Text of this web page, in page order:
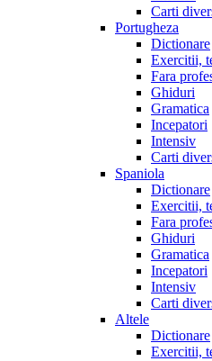
Carti
Portugheza
Dictionare
Exercitii,
Fara
Ghiduri
Gramatica
Incepatori
Intensiv
Carti
Spaniola
Dictionare
Exercitii,
Fara
Ghiduri
Gramatica
Incepatori
Intensiv
Carti
Altele
Dictionare
Exercitii,